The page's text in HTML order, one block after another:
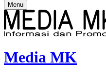
Menu
Media MK